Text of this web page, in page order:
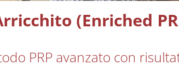
(Enriched
PRP avanzato con